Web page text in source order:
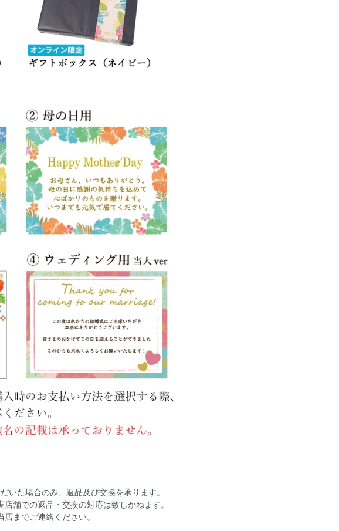
いた場合のみ、返品及び交換を承ります。
舗での返品・交換の対応は致しかねます。
までご連絡ください。